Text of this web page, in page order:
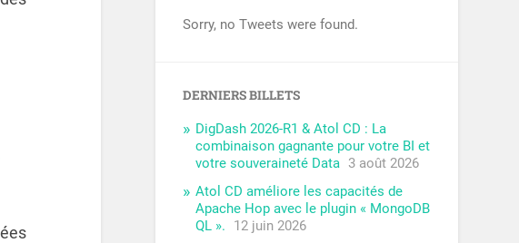
Sorry, no Tweets were found.
DERNIERS BILLETS
DigDash 2026-R1 & Atol CD : La
combinaison gagnante pour votre BI et
votre souveraineté Data 3 août 2026
Atol CD améliore les capacités de
Apache Hop avec le plugin « MongoDB
QL ».
12 juin 2026